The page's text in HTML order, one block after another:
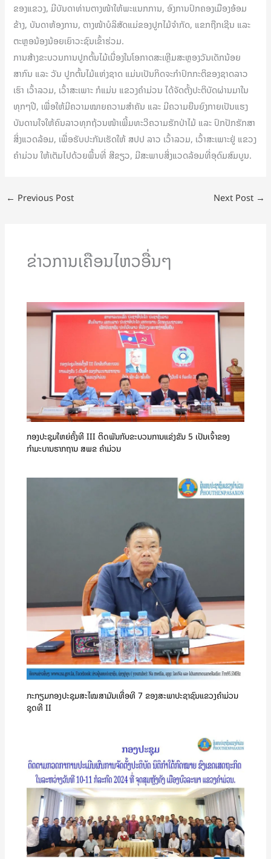
ຂອງແຂວງ, ມີບັນດາທ່ານຕາງໜ້າໃຫ້ພະແນກການ, ອົງການປົກຄອງເມືອງອ້ອມ
ຂ້າງ, ບັນດາຫ້ອງການ, ຕາງໜ້າບໍລິສັດແມ່ຂອງປູກໄມ້ຈຳກັດ, ແຂກຖືກເຊີນ ແລະ
ຕະຫຼອນ້ອງນ້ອຍເຍົາວະຊົນເຂົ້າຮ່ວມ.
ການສ້າງຂະບວນການປູກຕົ້ນໄມ້ເນື່ອງໃນໂອກາດສະເຫຼີມສະຫຼອງວັນເດັກນ້ອຍ
ສາກົນ ແລະ ວັນ ປູກຕົ້ນໄມ້ແຫ່ງຊາດ ແມ່ນເປັນກິດຈະກຳປົກກະຕິຂອງຊາດລາວ
ເຮົາ ເວົ້າລວມ, ເວົ້າສະເພາະ ກໍແມ່ນ ແຂວງຄຳມ່ວນ ໄດ້ຈັດຕັ້ງປະຕິບັດຜ່ານມາໃນ
ທຸກໆປີ, ເພື່ອໃຫ້ມີຄວາມໝາຍຄວາມສໍາຄັນ ແລະ ມີຄວາມຍືນຍົງກາຍເປັນແຮງ
ບັນດານໃຈໃຫ້ຄົນລາວທຸກຖ້ວນໜ້າເພີ້ມທະວີຄວາມຮັກປ່າໄມ້ ແລະ ປົກປັກຮັກສາ
ສິ່ງແວດລ້ອມ, ເພື່ອຮັບປະກັນເຮັດໃຫ້ ສປປ ລາວ ເວົ້າລວມ, ເວົ້າສະເພາະຢູ່ ແຂວງ
ຄໍາມ່ວນ ໃຫ້ເຕັມໄປດ້ວຍພື້ນທີ່ ສີຂຽວ, ມີສະພາບສິ່ງແວດລ້ອມທີ່ອຸດົມສົມບູນ.
← Previous Post Next Post →
ຂ່າວການເຄືອນໄຫວອື່ນໆ
ກອງປະຊຸມໃຫຍ່ຄັ້ງທີ III ຕິດພັນກັບຂະບວນການແຂ່ງຂັນ 5 ເປັນເຈົ້າຂອງ
ກຳມະບານຮາກຖານ ສພຂ ຄໍາມ່ວນ
ກະກຽມກອງປະຊຸມສະໄໝສາມັນເທື່ອທີ 7 ຂອງສະພາປະຊາຊົນແຂວງຄໍາມ່ວນ
ຊຸດທີ II